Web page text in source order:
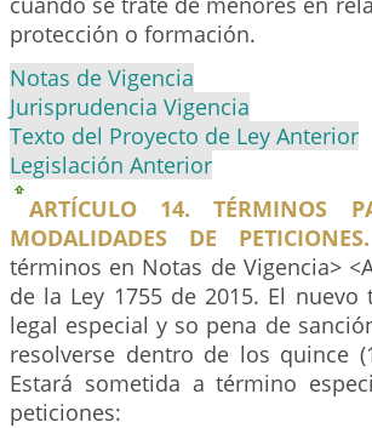
protección o formación.
Notas de Vigencia
Jurisprudencia Vigencia
Texto del Proyecto de Ley Anterior
Legislación Anterior
ARTÍCULO 14. TÉRMINOS
MODALIDADES DE PETICIONES.
términos en Notas de Vigencia> <
de la Ley 1755 de 2015. El
legal especial y so pena de
resolverse dentro de los quince
Estará sometida a término
peticiones: